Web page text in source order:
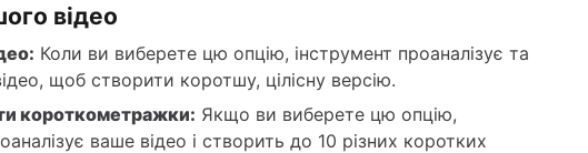
відео
Коли ви виберете цю опцію, інструмент проаналізує та
щоб створити коротшу, цілісну версію.
короткометражки: Якщо ви виберете цю опцію,
ваше відео і створить до 10 різних коротких